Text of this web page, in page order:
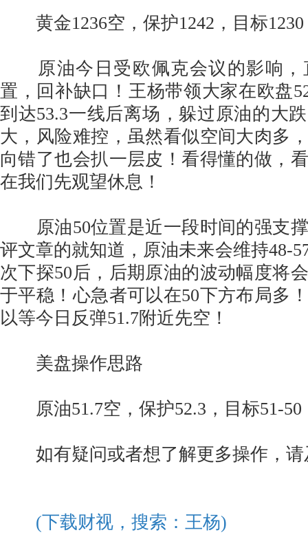
黄金1236空，保护1242，目标1230
原油今日受欧佩克会议的影响，
置，回补缺口！王杨带领大家在欧盘
到达53.3一线后离场，躲过原油的大
大，风险难控，虽然看似空间大肉多
向错了也会扒一层皮！看得懂的做，
在我们先观望休息！
原油50位置是近一段时间的强支撑
评文章的就知道，原油未来会维持48-
次下探50后，后期原油的波动幅度将
于平稳！心急者可以在50下方布局多
以等今日反弹51.7附近先空！
美盘操作思路
原油51.7空，保护52.3，目标51-50
如有疑问或者想了解更多操作，请
(下载财视，搜索：王杨)